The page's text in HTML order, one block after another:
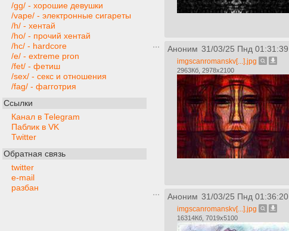
/gg/ - хорошие девушки
/vape/ - электронные сигареты
/h/ - хентай
/ho/ - прочий хентай
/hc/ - hardcore
/e/ - extreme pron
/fet/ - фетиш
/sex/ - секс и отношения
/fag/ - фагготрия
Ссылки
Канал в Telegram
Паблик в VK
Twitter
Обратная связь
twitter
e-mail
разбан
Аноним 31/03/25 Пнд 01:31:39
imgscanromanskv[...].jpg
2963Кб, 2978x2100
Аноним 31/03/25 Пнд 01:36:20
imgscanromanskv[...].jpg
16314Кб, 7019x5100